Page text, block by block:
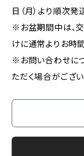
日（月）より順次発
※お盆期間中は、
けに通常よりお時
※お問い合わせに
ただく場合がござい